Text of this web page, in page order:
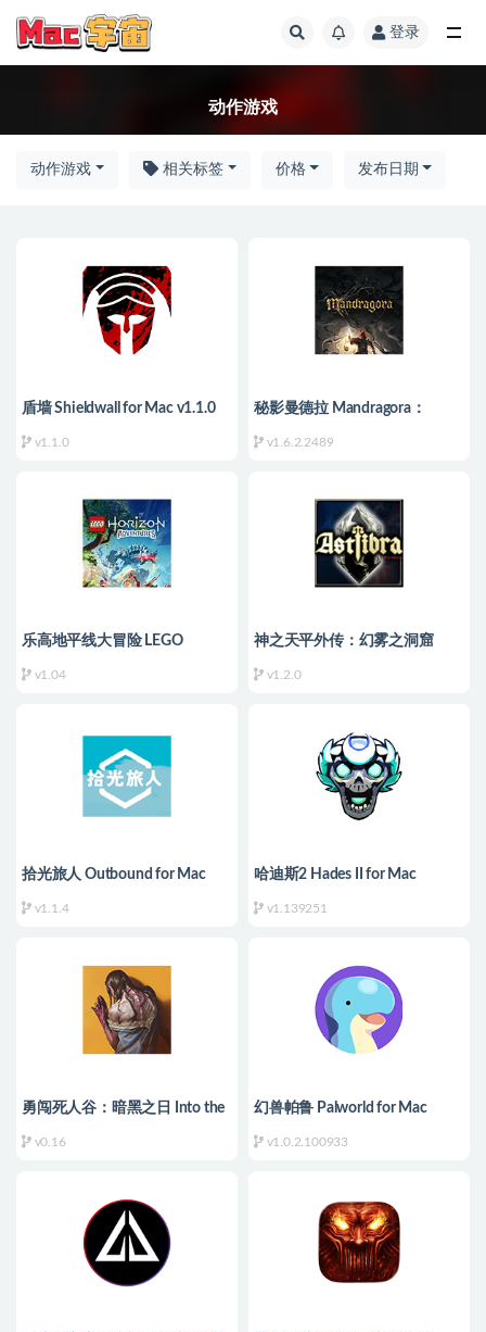
登录
动作游戏
动作游戏 相关标签 价格 发布日期
盾墙 Shieldwall for Mac v1.1.0
v1.1.0
秘影曼德拉 Mandragora：
Mac v1.6.2.2489 中文移植版
v1.6.2.2489
乐高地平线大冒险 LEGO
v1.04 中文移植版
v1.04
神之天平外传：幻雾之洞窟
Phantom Mist for Mac v1.2.0 中
v1.2.0
拾光旅人 Outbound for Mac
v1.1.4
哈迪斯2 Hades II for Mac
v1.139251
勇闯死人谷：暗黑之日 Into the
v0.16 中文原生版
v0.16
幻兽帕鲁 Palworld for Mac
v1.0.2.100933